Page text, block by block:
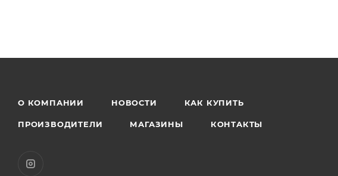
О КОМПАНИИ НОВОСТИ КАК КУПИТЬ
ПРОИЗВОДИТЕЛИ МАГАЗИНЫ КОНТАКТЫ